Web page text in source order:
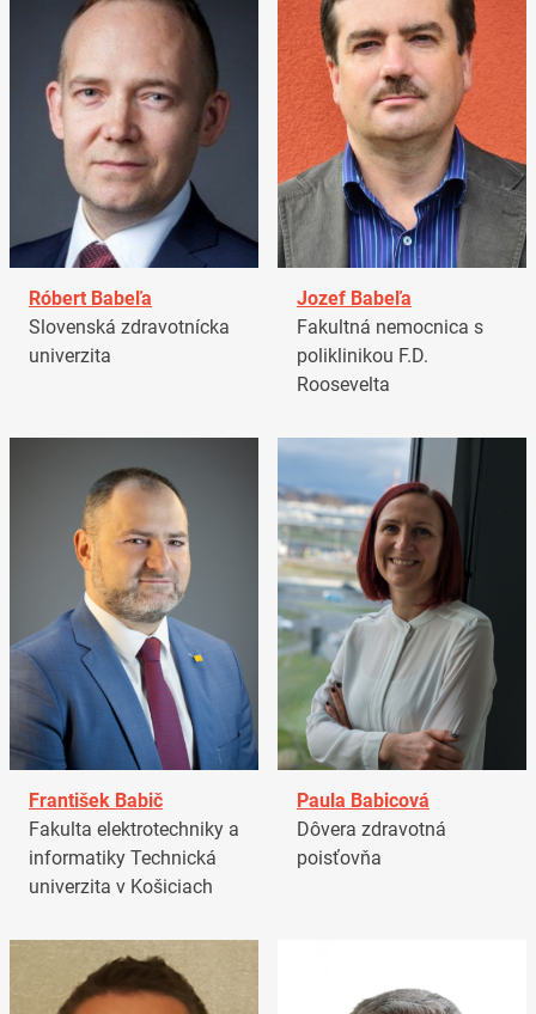
Róbert Babeľa
Slovenská zdravotnícka
univerzita
Jozef Babeľa
Fakultná nemocnica s
poliklinikou F.D.
Roosevelta
František Babič
Fakulta elektrotechniky a
informatiky Technická
univerzita v Košiciach
Paula Babicová
Dôvera zdravotná
poisťovňa